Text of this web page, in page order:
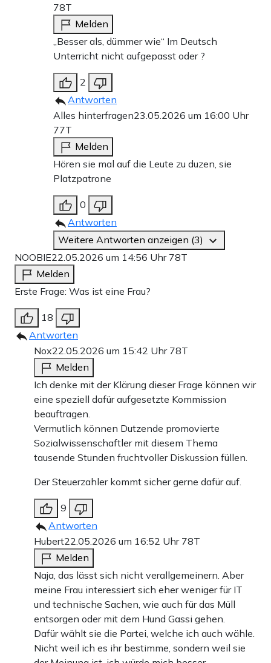
78T
Melden
„Besser als, dümmer wie“ Im Deutsch
Unterricht nicht aufgepasst oder ?
2
Antworten
Alles hinterfragen23.05.2026 um 16:00 Uhr
77T
Melden
Hören sie mal auf die Leute zu duzen, sie
Platzpatrone
0
Antworten
Weitere Antworten anzeigen (3)
NOOBIE22.05.2026 um 14:56 Uhr 78T
Melden
Erste Frage: Was ist eine Frau?
18
Antworten
Nox22.05.2026 um 15:42 Uhr 78T
Melden
Ich denke mit der Klärung dieser Frage können wir
eine speziell dafür aufgesetzte Kommission
beauftragen.
Vermutlich können Dutzende promovierte
Sozialwissenschaftler mit diesem Thema
tausende Stunden fruchtvoller Diskussion füllen.
Der Steuerzahler kommt sicher gerne dafür auf.
9
Antworten
Hubert22.05.2026 um 16:52 Uhr 78T
Melden
Naja, das lässt sich nicht verallgemeinern. Aber
meine Frau interessiert sich eher weniger für IT
und technische Sachen, wie auch für das Müll
entsorgen oder mit dem Hund Gassi gehen.
Dafür wählt sie die Partei, welche ich auch wähle.
Nicht weil ich es ihr bestimme, sondern weil sie